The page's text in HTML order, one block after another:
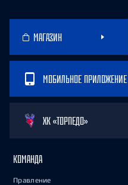
МАГАЗИН
МОБИЛЬНОЕ ПРИЛОЖЕНИЕ
ХК «ТОРПЕДО»
КОМАНДА
Правление